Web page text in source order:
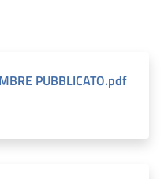
PUBBLICATO.pdf